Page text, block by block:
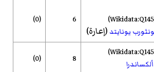
يونايتد(إعارة)
6
(0)
8
(0)